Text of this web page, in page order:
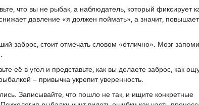
что вы не рыбак, а наблюдатель, который фиксирует
давление «я должен поймать», а значит, повышает
заброс, стоит отмечать словом «отлично». Мозг
её в угол и представьте, как вы делаете заброс, как
– привычка укрепит уверенность.
Записывайте, что пошло не так, и ищите конкретные